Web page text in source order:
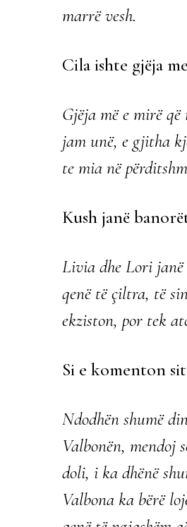
marrë vesh.
Cila ishte gjëja
Gjëja më e mirë
jam unë, e gjitha
te mia në
Kush janë
Livia dhe Lori janë
qenë të çiltra, të
ekziston, por tek
Si e komenton
Ndodhën shumë
Valbonën, mendoj
doli, i ka dhënë
Valbona ka bërë